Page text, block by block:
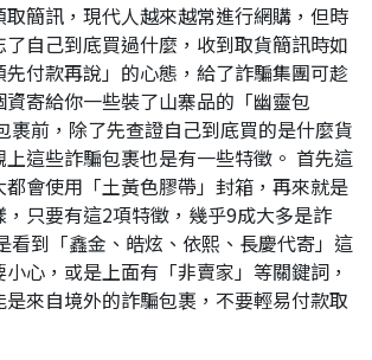
取簡訊，現代人越來越常進行網購，但時
了自己到底買過什麼，收到取貨簡訊時如
先付款再說」的心態，給了詐騙集團可趁
資寄給你一些裝了山寨品的「幽靈包
裹前，除了先查證自己到底買的是什麼貨
上這些詐騙包裹也是有一些特徵。 首先這
會使用「土黃色膠帶」封箱，再來就是
，只要有這2項特徵，幾乎9成大多是詐
看到「鑫金、皓炫、依熙、長慶代寄」這
心，或是上面有「非賣家」等關鍵詞，
來自境外的詐騙包裹，不要輕易付款取